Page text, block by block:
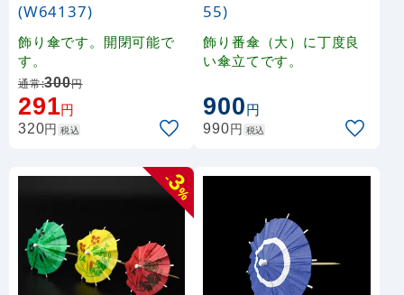
(W64137)
飾り傘です。開閉可能で
す。
通常:300円
291円
320円 税込
55)
飾り番傘（大）に丁度良
い傘立てです。
900円
990円 税込
-
3
%